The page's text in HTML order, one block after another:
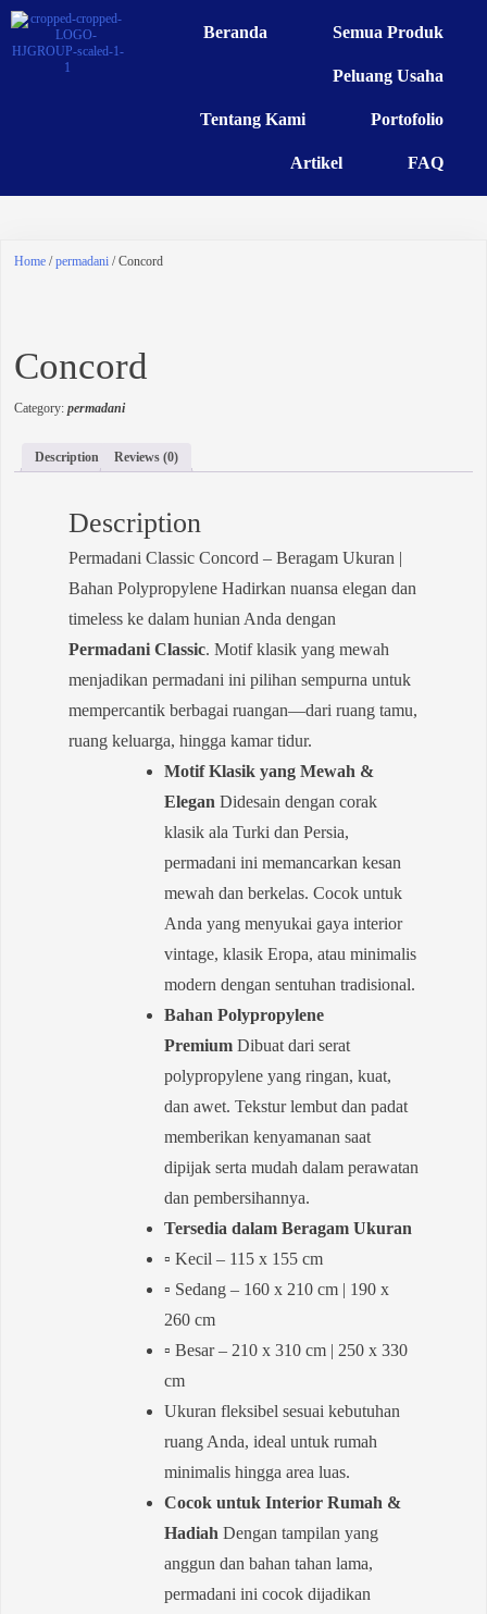
Beranda Semua Produk
Peluang Usaha
Tentang Kami Portofolio
Artikel FAQ
Home /permadani / Concord
Concord
Category: permadani
Description Reviews (0)
Description
Permadani Classic Concord – Beragam Ukuran |
Bahan Polypropylene Hadirkan nuansa elegan dan
timeless ke dalam hunian Anda dengan
Permadani Classic. Motif klasik yang mewah
menjadikan permadani ini pilihan sempurna untuk
mempercantik berbagai ruangan—dari ruang tamu,
ruang keluarga, hingga kamar tidur.
Motif Klasik yang Mewah &
Elegan Didesain dengan corak
klasik ala Turki dan Persia,
permadani ini memancarkan kesan
mewah dan berkelas. Cocok untuk
Anda yang menyukai gaya interior
vintage, klasik Eropa, atau minimalis
modern dengan sentuhan tradisional.
Bahan Polypropylene
Premium Dibuat dari serat
polypropylene yang ringan, kuat,
dan awet. Tekstur lembut dan padat
memberikan kenyamanan saat
dipijak serta mudah dalam perawatan
dan pembersihannya.
Tersedia dalam Beragam Ukuran
▫️ Kecil – 115 x 155 cm
▫️ Sedang – 160 x 210 cm | 190 x
260 cm
▫️ Besar – 210 x 310 cm | 250 x 330
cm
Ukuran fleksibel sesuai kebutuhan
ruang Anda, ideal untuk rumah
minimalis hingga area luas.
Cocok untuk Interior Rumah &
Hadiah Dengan tampilan yang
anggun dan bahan tahan lama,
permadani ini cocok dijadikan